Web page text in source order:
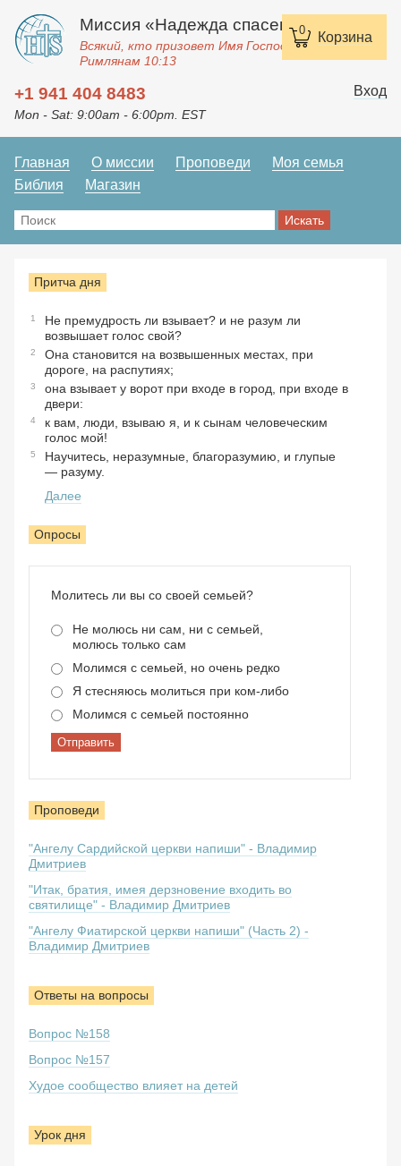
0 Корзина
Миссия «Надежда спасения»
Всякий, кто призовет Имя Господне, спасется.
Римлянам 10:13
+1 941 404 8483
Mon - Sat: 9:00am - 6:00pm. EST
Вход
Главная О миссии Проповеди
Моя семья
Библия
Магазин
Притча дня
1
Не премудрость ли взывает? и не разум ли
возвышает голос свой?
2
Она становится на возвышенных местах, при
дороге, на распутиях;
3
она взывает у ворот при входе в город, при входе в
двери:
4
к вам, люди, взываю я, и к сынам человеческим
голос мой!
5
Научитесь, неразумные, благоразумию, и глупые
— разуму.
Далее
Опросы
Молитесь ли вы со своей семьей?
Не молюсь ни сам, ни с семьей,
молюсь только сам
Молимся с семьей, но очень редко
Я стесняюсь молиться при ком-либо
Молимся с семьей постоянно
Отправить
Проповеди
"Ангелу Сардийской церкви напиши" - Владимир
Дмитриев
"Итак, братия, имея дерзновение входить во
святилище" - Владимир Дмитриев
"Ангелу Фиатирской церкви напиши" (Часть 2) -
Владимир Дмитриев
Ответы на вопросы
Вопрос №158
Вопрос №157
Худое сообщество влияет на детей
Урок дня